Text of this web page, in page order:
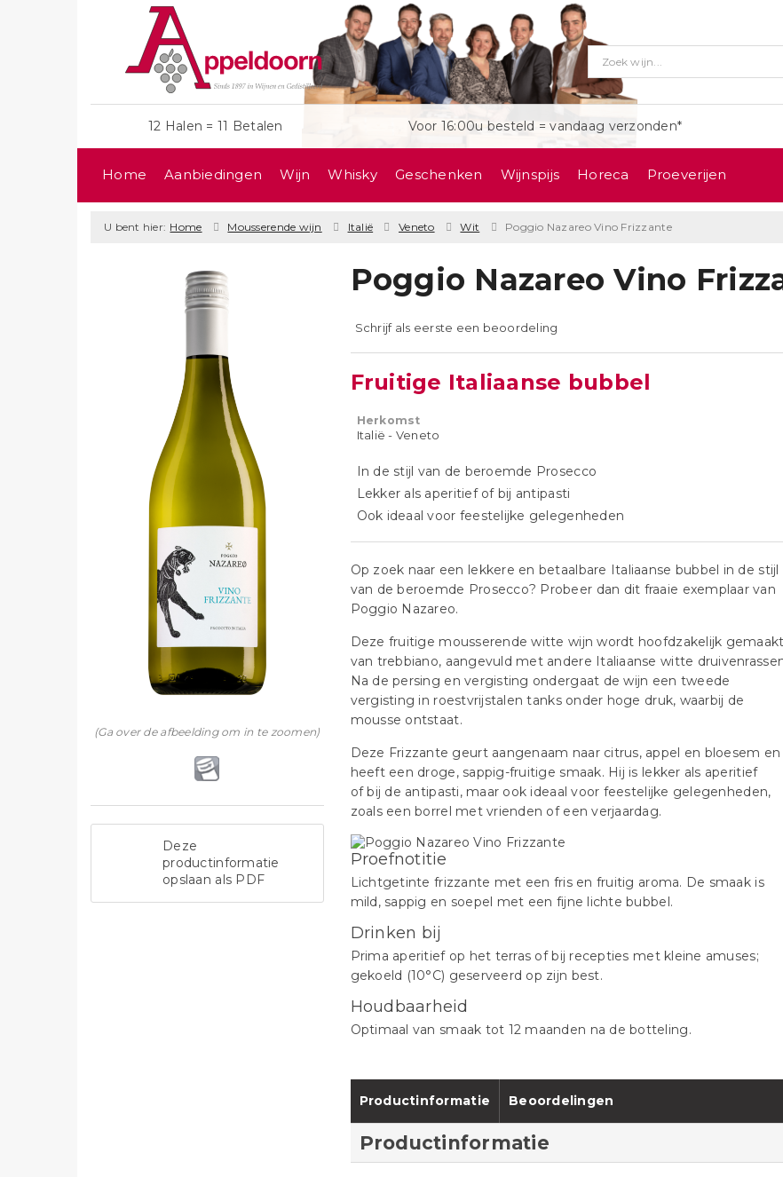
12 Halen = 11 Betalen Voor 16:00u besteld = vandaag verzonden*
Home Aanbiedingen Wijn Whisky Geschenken Wijnspijs Horeca Proeverijen
U bent hier: Home Mousserende wijn Italië Veneto Wit Poggio Nazareo Vino Frizzante
(Ga over de afbeelding om in te zoomen)
Deze
productinformatie
opslaan als PDF
Poggio Nazareo Vino
Schrijf als eerste een beoordeling
Fruitige Italiaanse bubbel
Herkomst
Italië - Veneto
In de stijl van de beroemde Prosecco
Lekker als aperitief of bij antipasti
Ook ideaal voor feestelijke gelegenheden
Op zoek naar een lekkere en betaalbare Italiaanse bubbel in de stijl
van de beroemde Prosecco? Probeer dan dit fraaie exemplaar van
Poggio Nazareo.
Deze fruitige mousserende witte wijn wordt hoofdzakelijk gemaakt
van trebbiano, aangevuld met andere Italiaanse witte
Na de persing en vergisting ondergaat de wijn een tweede
vergisting in roestvrijstalen tanks onder hoge druk, waarbij de
mousse ontstaat.
Deze Frizzante geurt aangenaam naar citrus, appel en bloesem en
heeft een droge, sappig-fruitige smaak. Hij is lekker als aperitief
of bij de antipasti, maar ook ideaal voor feestelijke gelegenheden,
zoals een borrel met vrienden of een verjaardag.
Proefnotitie
Lichtgetinte frizzante met een fris en fruitig aroma. De smaak is
mild, sappig en soepel met een fijne lichte bubbel.
Drinken bij
Prima aperitief op het terras of bij recepties met kleine amuses;
gekoeld (10°C) geserveerd op zijn best.
Houdbaarheid
Optimaal van smaak tot 12 maanden na de botteling.
Productinformatie Beoordelingen
Productinformatie